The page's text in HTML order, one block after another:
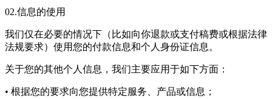
02.信息的使用
我们仅在必要的情况下（比如向你退款或支付稿费或根据法律
法规要求）使用您的付款信息和个人身份证信息。
关于您的其他个人信息，我们主要应用于如下方面：
• 根据您的要求向您提供特定服务、产品或信息；